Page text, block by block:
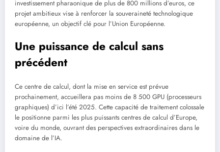
investissement pharaonique de plus de 800 millions d’euros, ce
projet ambitieux vise à renforcer la souveraineté technologique
européenne, un objectif clé pour l’Union Européenne.
Une puissance de calcul sans
précédent
Ce centre de calcul, dont la mise en service est prévue
prochainement, accueillera pas moins de 8 500 GPU (processeurs
graphiques) d’ici l’été 2025. Cette capacité de traitement colossale
le positionne parmi les plus puissants centres de calcul d’Europe,
voire du monde, ouvrant des perspectives extraordinaires dans le
domaine de l’IA.